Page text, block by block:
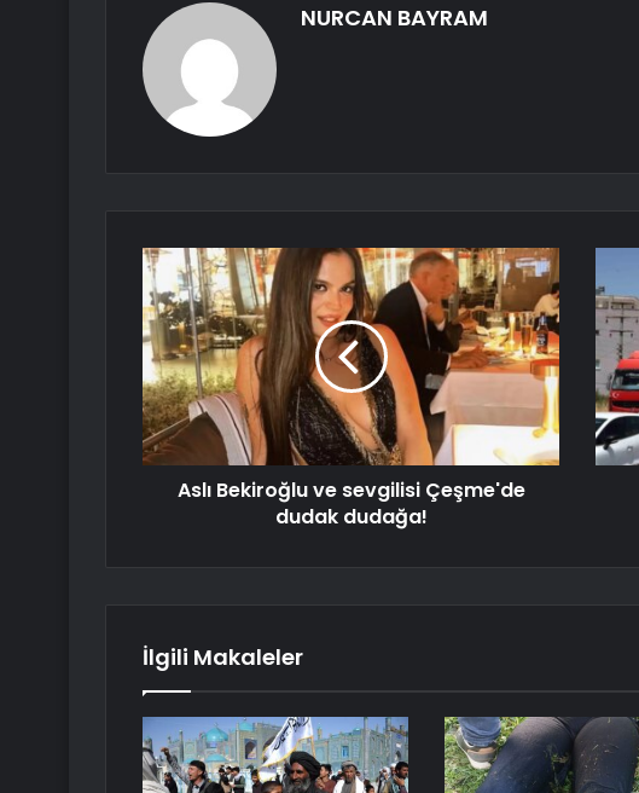
NURCAN BAYRAM
Aslı Bekiroğlu ve sevgilisi Çeşme'de
dudak dudağa!
İlgili Makaleler